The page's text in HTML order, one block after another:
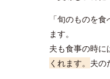
「旬のものを
ます。
夫も食事の時に
くれます。 夫の